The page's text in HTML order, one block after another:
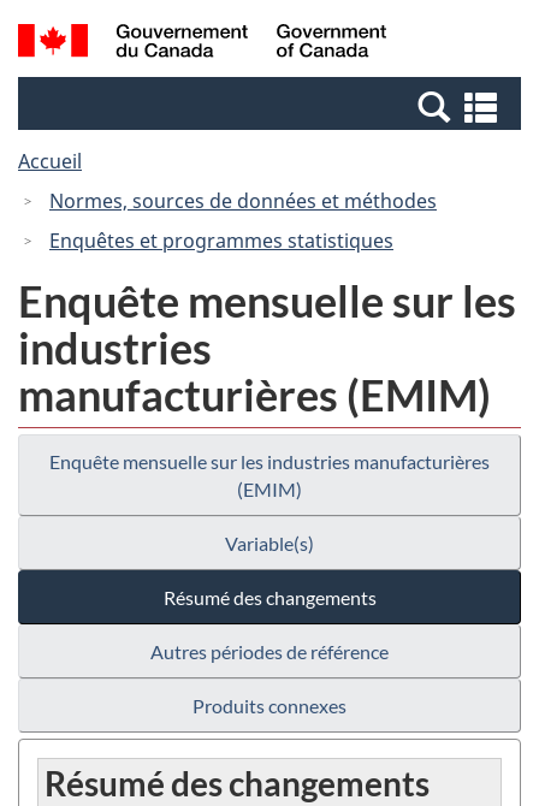
Passer
au
Passer
à
Canada
Recherche
et
et
Accueil
Normes, sources de données et méthodes
Enquêtes et programmes statistiques
Enquête mensuelle sur les
industries
manufacturières (EMIM)
Enquête mensuelle sur les industries manufacturières
(EMIM)
Variable(s)
Résumé des changements
Autres périodes de référence
Produits connexes
Résumé des changements